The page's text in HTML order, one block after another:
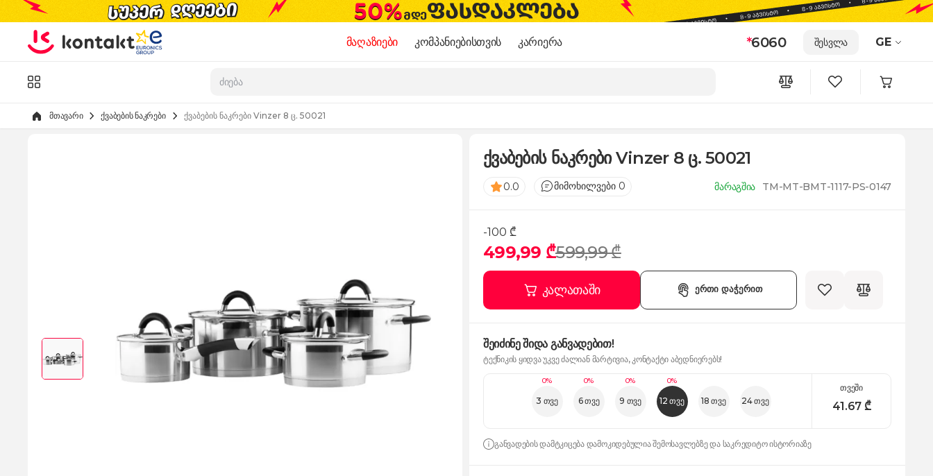
Skip to Content
მაღაზიები კომპანიებისთვის კარიერა *6060 შესვლა GE
მთავარი ქვაბების ნაკრები ქვაბების ნაკრები Vinzer 8 ც. 50021
ქვაბების ნაკრები Vinzer 8 ც. 50021
0.0 მიმოხილვები 0 მარაგშია TM-MT-BMT-1117-PS-0147
-100 ₾
499,99 ₾599,99 ₾
კალათაში ერთი დაჭერით
შეიძინე შიდა განვადებით!
ტექნიკის ყიდვა უკვე ძალიან მარტივია, კონტაქტი აბედნიერებს!
0%
3 თვე
0%
6 თვე
0%
9 თვე
0%
12 თვე 18 თვე 24 თვე
თვეში
41.67 ₾
განვადების დამტკიცება დამოკიდებულია შემოსავლებზე და საკრედიტო ისტორიაზე